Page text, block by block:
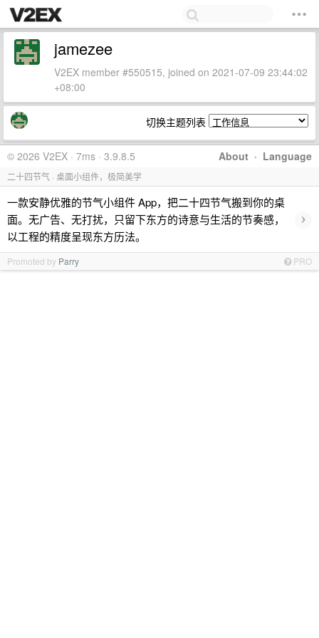
jamezee
V2EX member #550515, joined on 2021-07-09 23:44:02
+08:00
切换主题列表
About · Language
© 2026 V2EX · 7ms · 3.9.8.5
二十四节气 · 桌面小组件，极简美学
一款安静优雅的节气小组件 App，把二十四节气搬到你的桌
面。无广告、无打扰，只留下东方的诗意与生活的节奏感，
以工程的精度呈现东方历法。
›
Promoted by Parry PRO